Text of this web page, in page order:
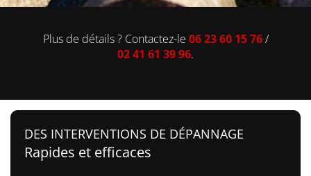
Plus de détails ? Contactez-le 06 23 60 15 76/
02 41 61 39 96.
DES INTERVENTIONS DE DÉPANNAGE
Rapides et efficaces